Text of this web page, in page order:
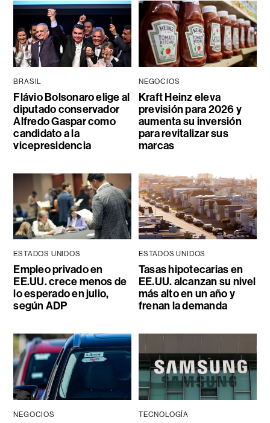
BRASIL
Flávio Bolsonaro elige al
diputado conservador
Alfredo Gaspar como
candidato a la
vicepresidencia
NEGOCIOS
Kraft Heinz eleva
previsión para 2026 y
aumenta su inversión
para revitalizar sus
marcas
ESTADOS UNIDOS
Empleo privado en
EE.UU. crece menos de
lo esperado en julio,
según ADP
ESTADOS UNIDOS
Tasas hipotecarias en
EE.UU. alcanzan su nivel
más alto en un año y
frenan la demanda
NEGOCIOS TECNOLOGÍA